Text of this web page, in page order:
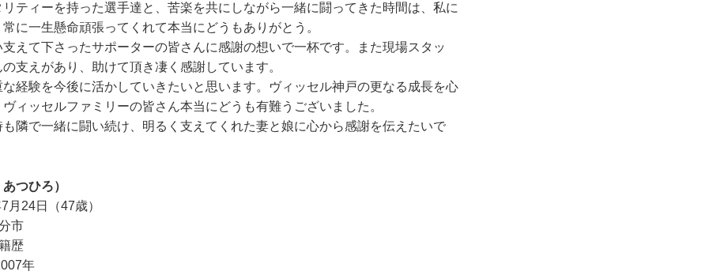
ティーを持った選手達と、苦楽を共にしながら一緒に闘ってきた時間は、私に
に一生懸命頑張ってくれて本当にどうもありがとう。
えて下さったサポーターの皆さんに感謝の想いで一杯です。また現場スタッ
支えがあり、助けて頂き凄く感謝しています。
経験を今後に活かしていきたいと思います。ヴィッセル神戸の更なる成長を心
ィッセルファミリーの皆さん本当にどうも有難うございました。
隣で一緒に闘い続け、明るく支えてくれた妻と娘に心から感謝を伝えたいで
つひろ）
月24日（47歳）
市
歴
年